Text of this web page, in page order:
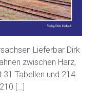
Lieferbar Dirk
zwischen Harz,
31 Tabellen und 214
[…]